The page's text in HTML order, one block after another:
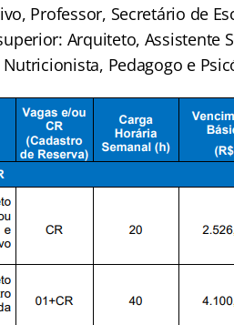
Professor, Secretário de
Arquiteto, Assistente
Pedagogo e